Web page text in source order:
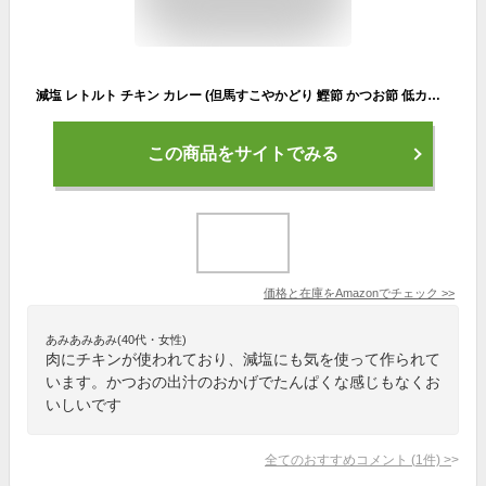
減塩 レトルト チキン カレー (但馬すこやかどり 鰹節 かつお節 低カロリー)減塩食品
この商品をサイトでみる
価格と在庫をAmazonでチェック >>
あみあみあみ(40代・女性)
肉にチキンが使われており、減塩にも気を使って作られて
います。かつおの出汁のおかげでたんぱくな感じもなくお
いしいです
全てのおすすめコメント (1 件) >